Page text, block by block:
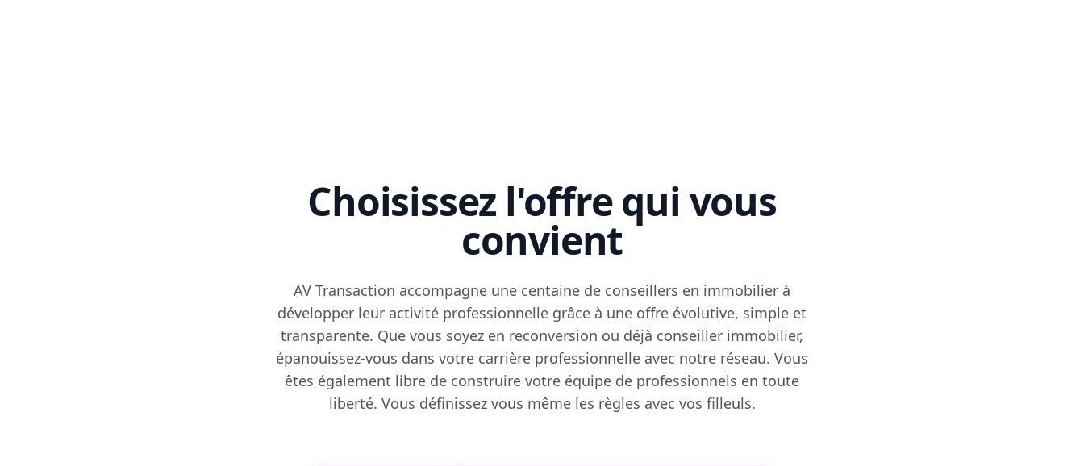
Choisissez l'offre qui vous
convient
AV Transaction accompagne une centaine de conseillers en immobilier à
développer leur activité professionnelle grâce à une offre évolutive, simple et
transparente. Que vous soyez en reconversion ou déjà conseiller immobilier,
épanouissez-vous dans votre carrière professionnelle avec notre réseau. Vous
êtes également libre de construire votre équipe de professionnels en toute
liberté. Vous définissez vous même les règles avec vos filleuls.